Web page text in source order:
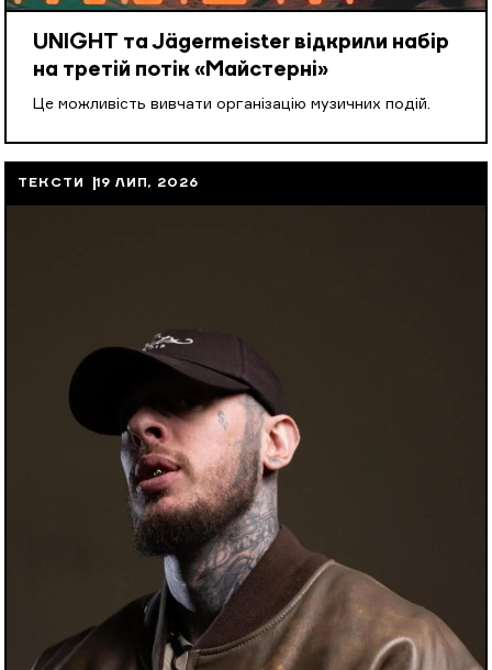
UNIGHT та Jägermeister відкрили набір
на третій потік «Майстерні»
Це можливість вивчати організацію музичних подій.
ТЕКСТИ 19 ЛИП, 2026